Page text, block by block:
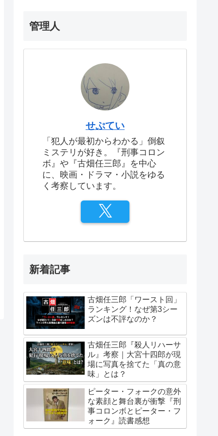
管理人
せぷてい
「犯人が最初からわかる」倒叙
ミステリが好き。『刑事コロン
ボ』や『古畑任三郎』を中心
に、映画・ドラマ・小説をゆる
く考察しています。
新着記事
古畑任三郎「ワースト回」
ランキング！なぜ第3シー
ズンは不評なのか？
古畑任三郎『殺人リハーサ
ル』考察｜大宮十四郎が現
場に写真を捨てた「真の意
味」とは？
ピーター・フォークの意外
な素顔と舞台裏が衝撃『刑
事コロンボとピーター・フ
ォーク』読書感想